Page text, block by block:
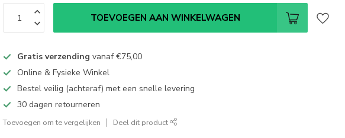
TOEVOEGEN AAN WINKELWAGEN
Gratis verzending vanaf€75,00
Online & Fysieke Winkel
Bestel veilig (achteraf) met een snelle levering
30 dagen retourneren
Toevoegen om te vergelijken Deel dit product